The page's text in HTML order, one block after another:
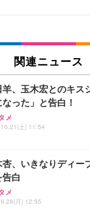
オフィスチェア
ね上げ式アームレスト
グ pc 事務椅子 360度回
脂ベース 通気性メッシュ
+黒枠+黒足)
B100 オフィスチェア
オフィスチェア デス
チェア 強化バックレ
ビジネス向けプレミア
WT | 31.5型4K
ビジネス向けプレミア
WT | 27.0型4K
品】27"ゲーミングモ
付き（CFI-ZDM1J）
ベーシック ペットシ
い捨て 無香料 ホワイト
ベーシック ペットシ
ルーライフ ネオ・オム
関連ニュース
、玉木宏とのキス
った」と告白！
メ
土) 11:54
、いきなりディー
白
メ
月) 12:55